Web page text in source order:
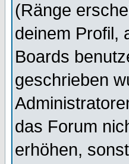
(Ränge
deinem Profil,
Boards
geschrieben
das Forum
erhöhen,